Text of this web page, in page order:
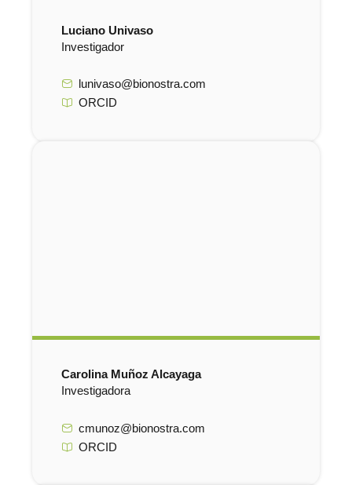
Luciano Univaso
Investigador
lunivaso@bionostra.com
ORCID
Carolina Muñoz Alcayaga
Investigadora
cmunoz@bionostra.com
ORCID